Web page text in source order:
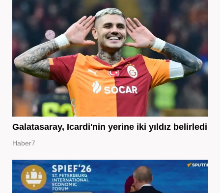
Galatasaray, Icardi'nin yerine iki yıldız belirledi
Haber7